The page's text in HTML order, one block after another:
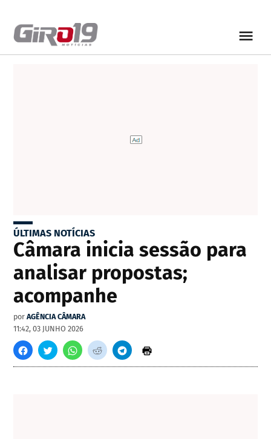
ÚLTIMAS NOTÍCIAS
Câmara inicia sessão para
analisar propostas;
acompanhe
por AGÊNCIA CÂMARA
11:42, 03 JUNHO 2026